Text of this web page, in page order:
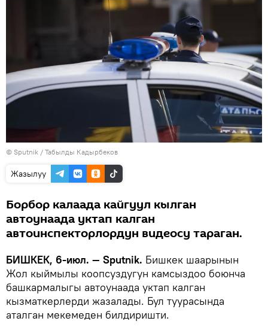
© Sputnik / Табылды Кадырбеков
Жазылуу
Борбор калаада кайгуул кылган
автоунаада уктап калган
автоинспекторлордун видеосу тараган.
БИШКЕК, 6-июл. — Sputnik. Бишкек шаарынын
Жол кыймылы коопсуздугун камсыздоо боюнча
башкармалыгы автоунаада уктап калган
кызматкерлерди жазалады. Бул туурасында
аталган мекемеден билдиришти.